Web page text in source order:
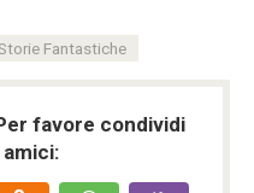
Fantastiche
favore condividi